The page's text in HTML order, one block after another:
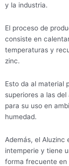
y la industria.
El proceso de
consiste en
temperaturas y
zinc.
Esto da al material
superiores a las
para su uso en
humedad.
Además, el Aluzinc
intemperie y tiene
forma frecuente en